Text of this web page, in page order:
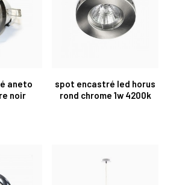
aneto
noir
spot encastré led horus
rond chrome 1w 4200k